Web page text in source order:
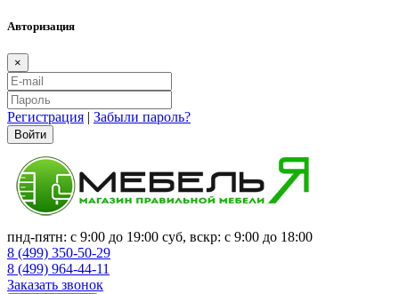
Авторизация
×
Регистрация | Забыли пароль?
Войти
пнд-пятн: с 9:00 до 19:00 суб, вскр: с 9:00 до 18:00
8 (499) 350-50-29
8 (499) 964-44-11
Заказать звонок